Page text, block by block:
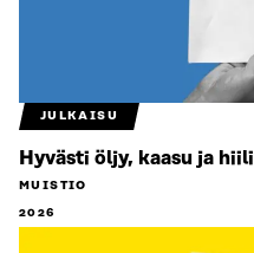
JULKAISU
Hyvästi öljy, kaasu ja hiili
MUISTIO
2026